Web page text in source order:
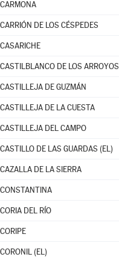
CARMONA
CARRIÓN DE LOS CÉSPEDES
CASARICHE
CASTILBLANCO DE LOS ARROYOS
CASTILLEJA DE GUZMÁN
CASTILLEJA DE LA CUESTA
CASTILLEJA DEL CAMPO
CASTILLO DE LAS GUARDAS (EL)
CAZALLA DE LA SIERRA
CONSTANTINA
CORIA DEL RÍO
CORIPE
CORONIL (EL)